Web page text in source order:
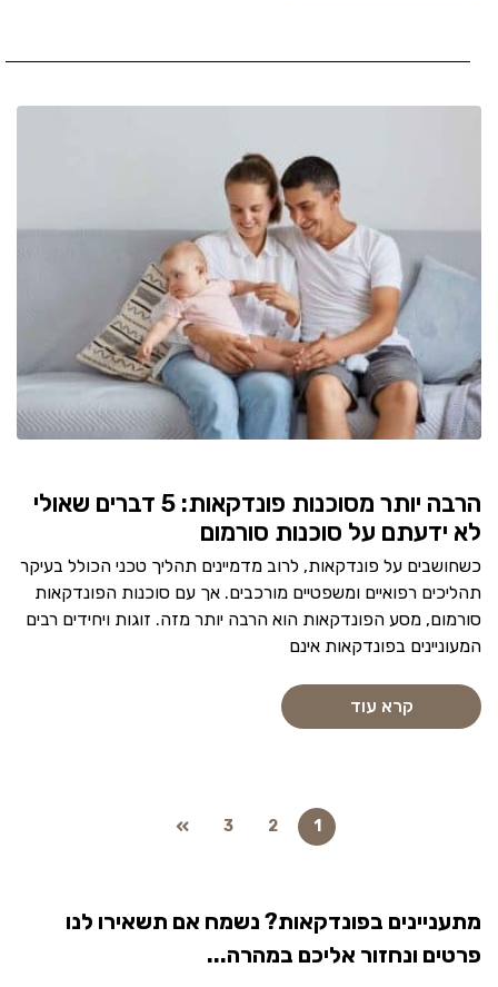
הרבה יותר מסוכנות פונדקאות: 5 דברים שאולי
לא ידעתם על סוכנות סורמום
כשחושבים על פונדקאות, לרוב מדמיינים תהליך טכני הכולל בעיקר
תהליכים רפואיים ומשפטיים מורכבים. אך עם סוכנות הפונדקאות
סורמום, מסע הפונדקאות הוא הרבה יותר מזה. זוגות ויחידים רבים
המעוניינים בפונדקאות אינם
קרא עוד
1
2
3
מתעניינים בפונדקאות? נשמח אם תשאירו לנו
פרטים ונחזור אליכם במהרה...